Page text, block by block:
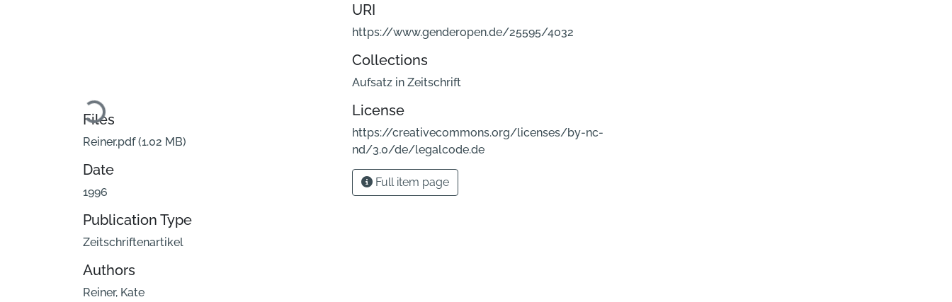
Loading...
Files
Reiner.pdf(1.02 MB)
Date
1996
Publication Type
Zeitschriftenartikel
Authors
Reiner, Kate
URI
https://www.genderopen.de/25595/4032
Collections
Aufsatz in Zeitschrift
License
https://creativecommons.org/licenses/by-nc-
nd/3.0/de/legalcode.de
Full item page